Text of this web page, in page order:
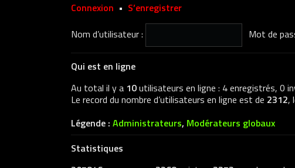
Connexion • S’enregistrer
Nom d’utilisateur :
Mot de
Qui est en ligne
Au total il y a 10utilisateurs en ligne : 4 enregistrés, 0
Le record du nombre d’utilisateurs en ligne est de 2312,
Légende : Administrateurs, Modérateurs globaux
Statistiques